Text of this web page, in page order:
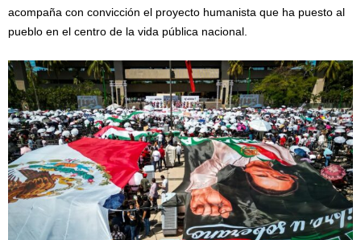
acompaña con convicción el proyecto humanista que ha puesto al
pueblo en el centro de la vida pública nacional.